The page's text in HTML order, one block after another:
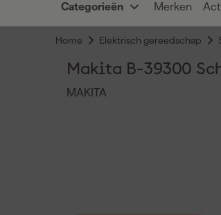
Categorieën Merken
Home Elektrisch gereedschap
Makita B-39300
MAKITA